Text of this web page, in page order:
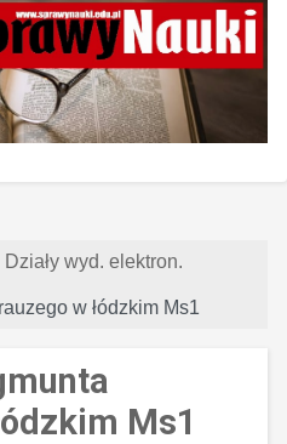
Działy wyd. elektron.
w łódzkim Ms1
Ms1